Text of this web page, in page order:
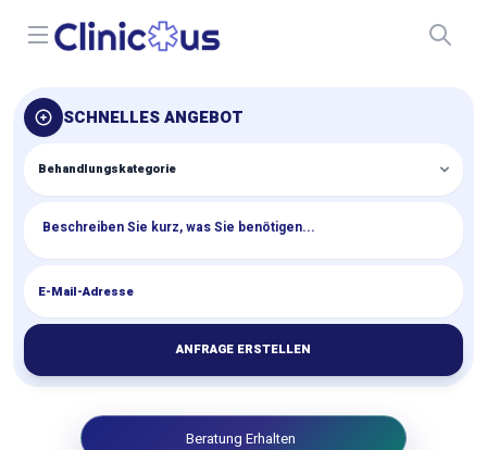
Open menu
SCHNELLES ANGEBOT
ANFRAGE ERSTELLEN
Beratung Erhalten